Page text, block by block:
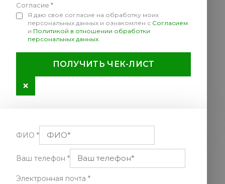
Согласие *
Я даю своё согласие на обработку моих
персональных данных и ознакомлен с Согласием
и Политикой в отношении обработки
персональных данных
ПОЛУЧИТЬ ЧЕК-ЛИСТ
×
ФИО *
Ваш телефон *
Электронная почта *